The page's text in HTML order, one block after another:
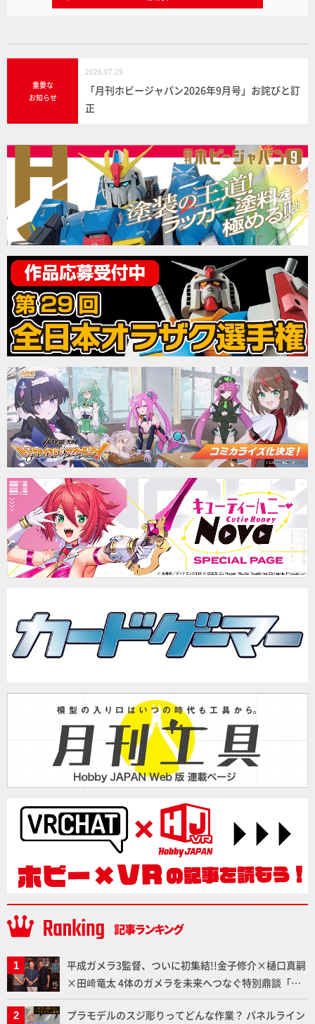
重要な
お知らせ
2026.07.25
「月刊ホビージャパン2026年9月号」お詫びと訂
正
平成ガメラ3監督、ついに初集結!!金子修介×樋口真嗣
×田﨑竜太 4体のガメラを未来へつなぐ特別鼎談「ガ
メラ永久保存化プロジェクト FINAL」
プラモデルのスジ彫りってどんな作業？ パネルライン